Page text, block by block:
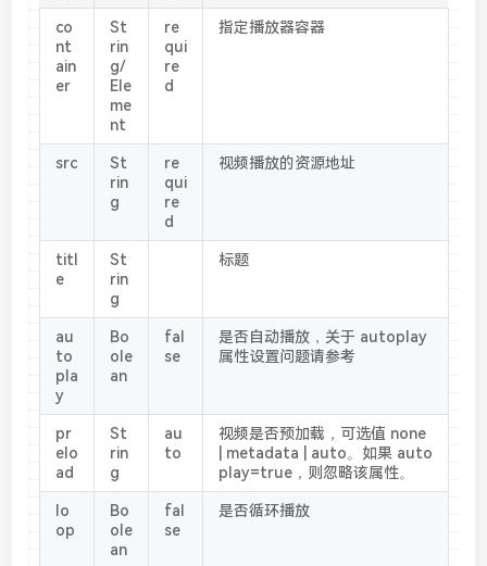
co
nt
ain
er
St
rin
g/
Ele
me
nt
re
qui
re
d
指定播放器容器
src
St
rin
g
re
qui
re
d
视频播放的资源地址
titl
e
St
rin
g
标题
au
to
pla
y
Bo
ole
an
fal
se
是否自动播放，关于 autoplay
属性设置问题请参考
pr
elo
ad
St
rin
g
au
to
视频是否预加载，可选值 none
| metadata | auto。如果 auto
play=true，则忽略该属性。
lo
op
Bo
ole
an
fal
se
是否循环播放